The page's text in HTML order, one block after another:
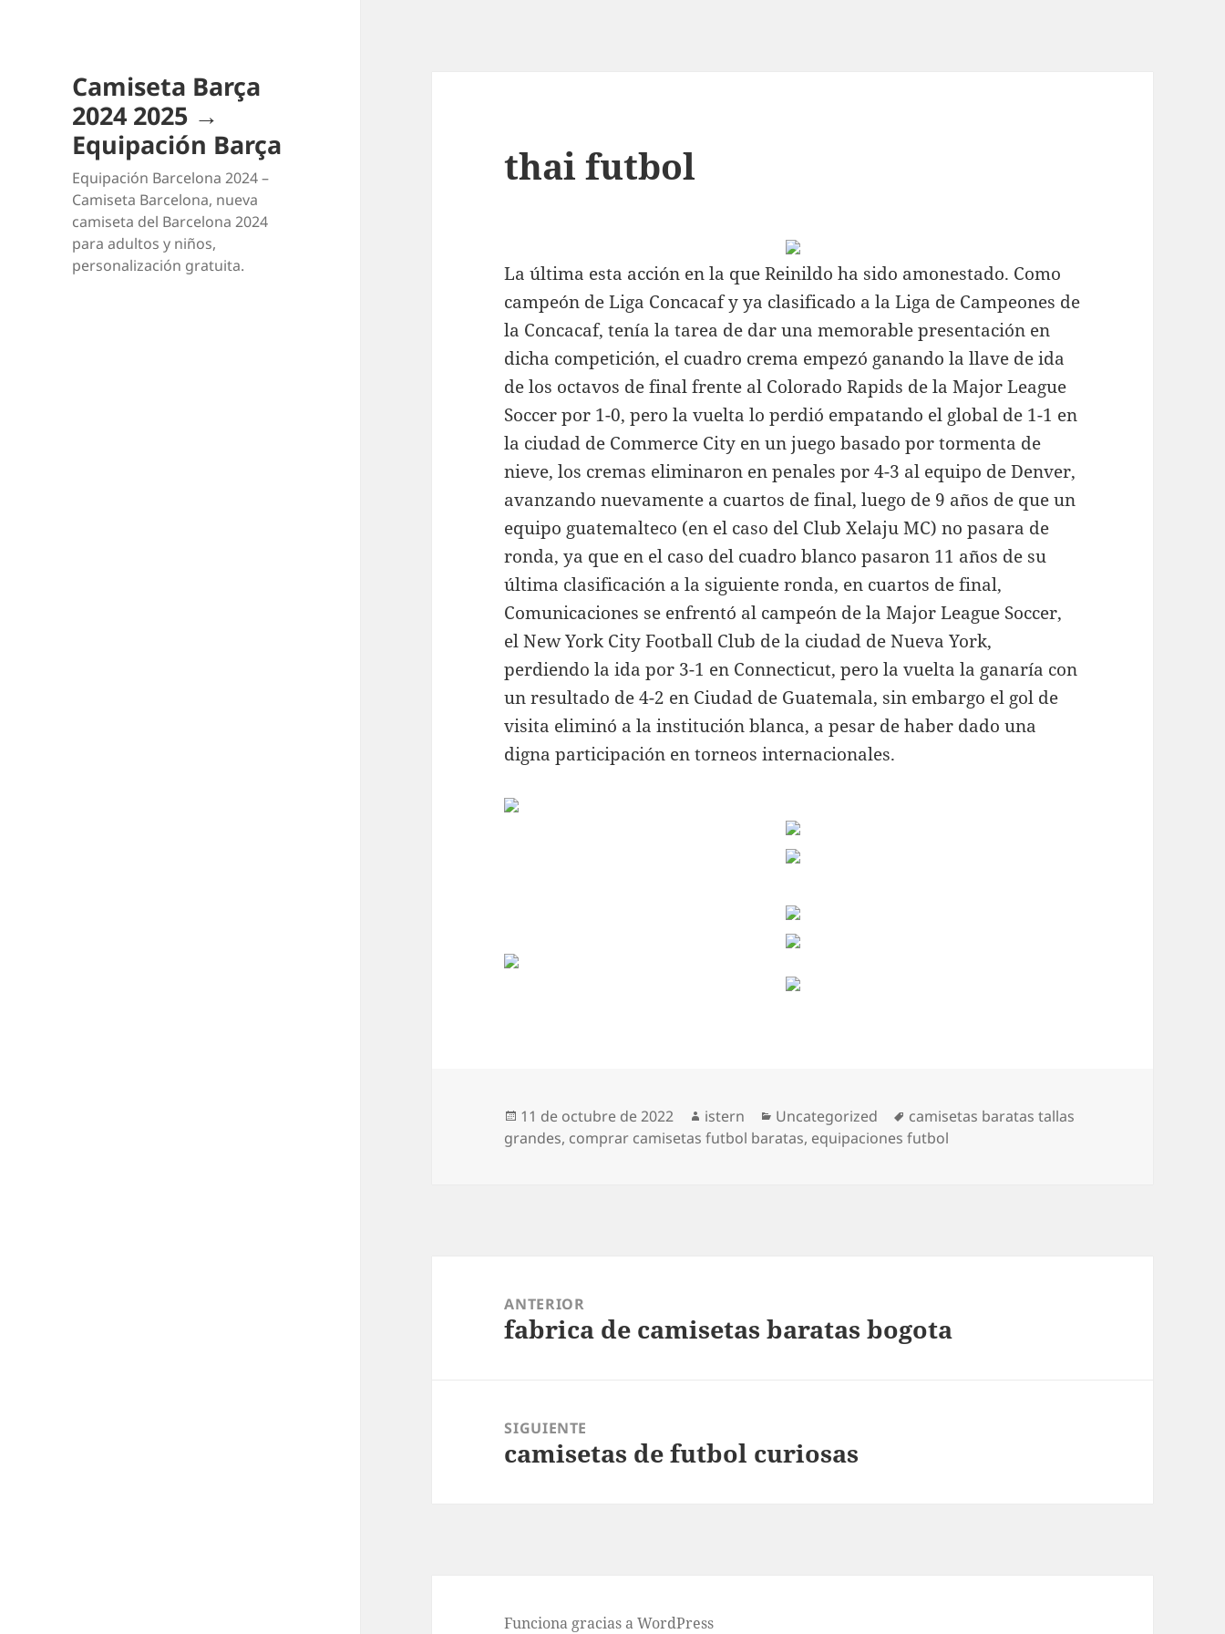
Camiseta Barça
2024 2025 →
Equipación Barça
Equipación Barcelona 2024 –
Camiseta Barcelona, nueva
camiseta del Barcelona 2024
para adultos y niños,
personalización gratuita.
thai futbol
La última esta acción en la que Reinildo ha sido amonestado. Como
campeón de Liga Concacaf y ya clasificado a la Liga de Campeones de
la Concacaf, tenía la tarea de dar una memorable presentación en
dicha competición, el cuadro crema empezó ganando la llave de ida
de los octavos de final frente al Colorado Rapids de la Major League
Soccer por 1-0, pero la vuelta lo perdió empatando el global de 1-1 en
la ciudad de Commerce City en un juego basado por tormenta de
nieve, los cremas eliminaron en penales por 4-3 al equipo de Denver,
avanzando nuevamente a cuartos de final, luego de 9 años de que un
equipo guatemalteco (en el caso del Club Xelaju MC) no pasara de
ronda, ya que en el caso del cuadro blanco pasaron 11 años de su
última clasificación a la siguiente ronda, en cuartos de final,
Comunicaciones se enfrentó al campeón de la Major League Soccer,
el New York City Football Club de la ciudad de Nueva York,
perdiendo la ida por 3-1 en Connecticut, pero la vuelta la ganaría con
un resultado de 4-2 en Ciudad de Guatemala, sin embargo el gol de
visita eliminó a la institución blanca, a pesar de haber dado una
digna participación en torneos internacionales.
Publicado
el
11 de octubre de 2022 Autor
istern Categorías
Uncategorized Etiquetas
camisetas baratas tallas
grandes, comprar camisetas futbol baratas, equipaciones futbol
entradas
ANTERIOR
Entrada
fabrica de camisetas baratas bogota
SIGUIENTE
Entrada
camisetas de futbol curiosas
Funciona gracias a WordPress